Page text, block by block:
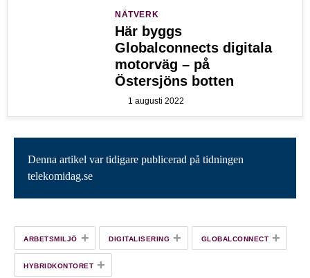
NÄTVERK
Här byggs
Globalconnects digitala
motorväg – på
Östersjöns botten
1 augusti 2022
Denna artikel var tidigare publicerad på tidningen
telekomidag.se
ARBETSMILJÖ + DIGITALISERING + GLOBALCONNECT +
HYBRIDKONTORET +